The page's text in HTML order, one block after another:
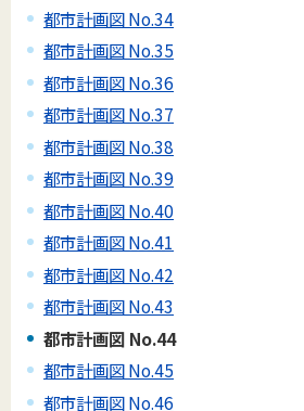
都市計画図 No.34
都市計画図 No.35
都市計画図 No.36
都市計画図 No.37
都市計画図 No.38
都市計画図 No.39
都市計画図 No.40
都市計画図 No.41
都市計画図 No.42
都市計画図 No.43
都市計画図 No.44
都市計画図 No.45
都市計画図 No.46